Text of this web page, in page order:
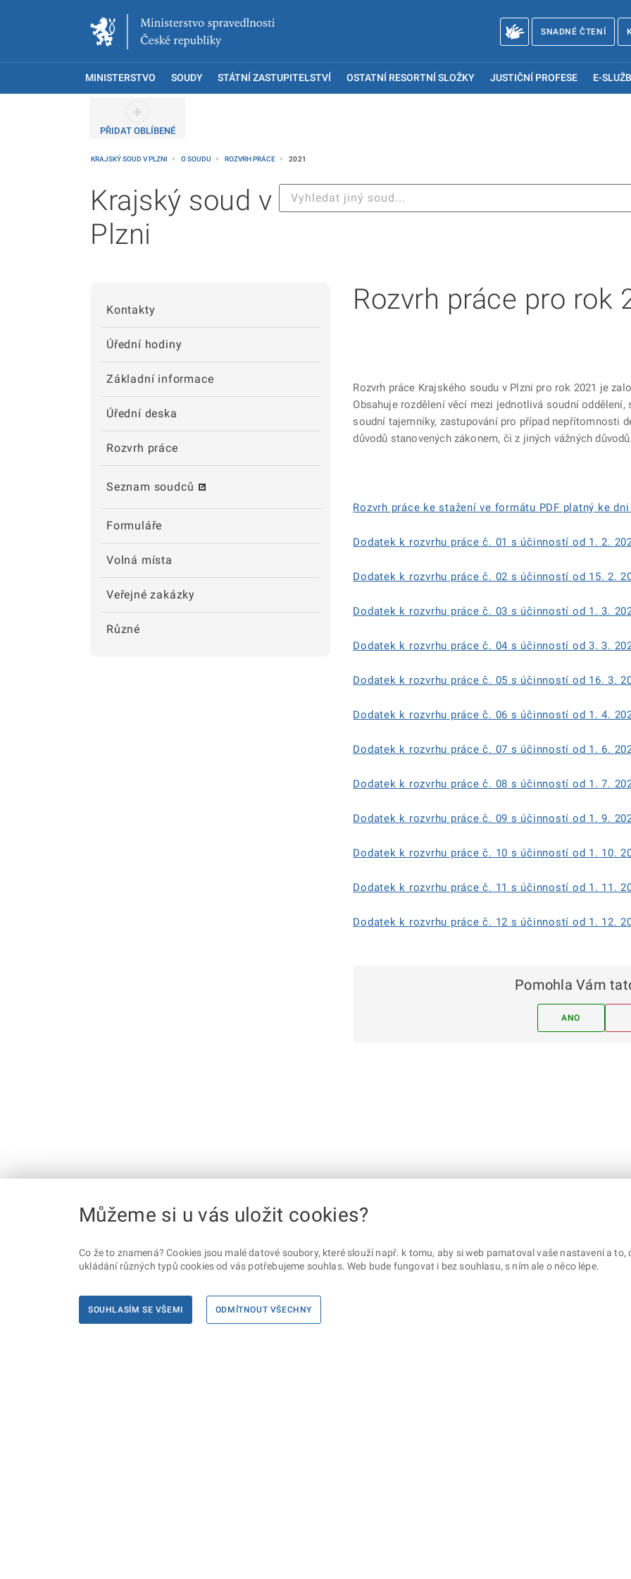
SNADNÉ ČTENÍ
MINISTERSTVO SOUDY STÁTNÍ ZASTUPITELSTVÍ OSTATNÍ RESORTNÍ SLOŽKY JUSTIČNÍ PROFESE E-
PŘIDAT OBLÍBENÉ
KRAJSKÝ SOUD V PLZNI O SOUDU ROZVRH PRÁCE 2021
Krajský soud v
Plzni
Kontakty
Úřední hodiny
Základní informace
Úřední deska
Rozvrh práce
Seznam soudců
Formuláře
Volná místa
Veřejné zakázky
Různé
Rozvrh práce pro rok
Rozvrh práce Krajského soudu v Plzni pro rok 2021 je
Obsahuje rozdělení věcí mezi jednotlivá soudní
soudní tajemníky, zastupování pro případ nepřítomnosti
důvodů stanovených zákonem, či z jiných vážných důvodů.
Rozvrh práce ke stažení ve formátu PDF platný ke dni
Dodatek k rozvrhu práce č. 01 s účinností od 1. 2.
Dodatek k rozvrhu práce č. 02 s účinností od 15. 2.
Dodatek k rozvrhu práce č. 03 s účinností od 1. 3.
Dodatek k rozvrhu práce č. 04 s účinností od 3. 3.
Dodatek k rozvrhu práce č. 05 s účinností od 16. 3.
Dodatek k rozvrhu práce č. 06 s účinností od 1. 4.
Dodatek k rozvrhu práce č. 07 s účinností od 1. 6.
Dodatek k rozvrhu práce č. 08 s účinností od 1. 7.
Dodatek k rozvrhu práce č. 09 s účinností od 1. 9.
Dodatek k rozvrhu práce č. 10 s účinností od 1. 10.
Dodatek k rozvrhu práce č. 11 s účinností od 1. 11.
Dodatek k rozvrhu práce č. 12 s účinností od 1. 12.
Pomohla Vám
ANO
Můžeme si u vás uložit cookies?
Co že to znamená? Cookies jsou malé datové soubory, které slouží např. k tomu, aby si web pamatoval vaše nastavení a
ukládání různých typů cookies od vás potřebujeme souhlas. Web bude fungovat i bez souhlasu, s ním ale o něco lépe.
SOUHLASÍM SE VŠEMI ODMÍTNOUT VŠECHNY